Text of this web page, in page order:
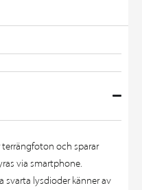
terrängfoton och sparar
via smartphone.
svarta lysdioder känner av